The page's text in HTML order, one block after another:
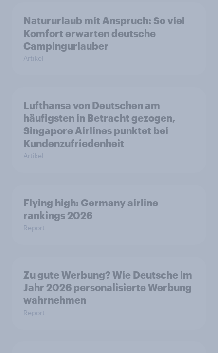
Natururlaub mit Anspruch: So viel
Komfort erwarten deutsche
Campingurlauber
Artikel
Lufthansa von Deutschen am
häufigsten in Betracht gezogen,
Singapore Airlines punktet bei
Kundenzufriedenheit
Artikel
Flying high: Germany airline
rankings 2026
Report
Zu gute Werbung? Wie Deutsche im
Jahr 2026 personalisierte Werbung
wahrnehmen
Report